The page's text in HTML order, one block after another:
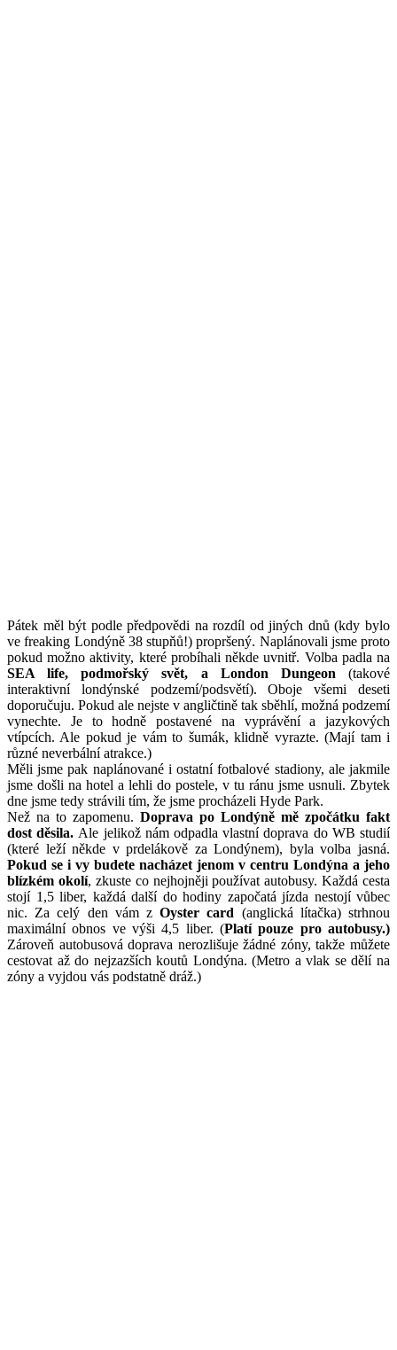
Pátek měl být podle předpovědi na rozdíl od jiných dnů (kdy bylo
ve freaking Londýně 38 stupňů!) propršený. Naplánovali jsme proto
pokud možno aktivity, které probíhali někde uvnitř. Volba padla na
SEA life, podmořský svět, a London Dungeon (takové
interaktivní londýnské podzemí/podsvětí). Oboje všemi deseti
doporučuju. Pokud ale nejste v angličtině tak sběhlí, možná podzemí
vynechte. Je to hodně postavené na vyprávění a jazykových
vtípcích. Ale pokud je vám to šumák, klidně vyrazte. (Mají tam i
různé neverbální atrakce.)
Měli jsme pak naplánované i ostatní fotbalové stadiony, ale jakmile
jsme došli na hotel a lehli do postele, v tu ránu jsme usnuli. Zbytek
dne jsme tedy strávili tím, že jsme procházeli Hyde Park.
Než na to zapomenu. Doprava po Londýně mě zpočátku fakt
dost děsila. Ale jelikož nám odpadla vlastní doprava do WB studií
(které leží někde v prdelákově za Londýnem), byla volba jasná.
Pokud se i vy budete nacházet jenom v centru Londýna a jeho
blízkém okolí, zkuste co nejhojněji používat autobusy. Každá cesta
stojí 1,5 liber, každá další do hodiny započatá jízda nestojí vůbec
nic. Za celý den vám zOyster card (anglická lítačka) strhnou
maximální obnos ve výši 4,5 liber. (Platí pouze pro autobusy.)
Zároveň autobusová doprava nerozlišuje žádné zóny, takže můžete
cestovat až do nejzazších koutů Londýna. (Metro a vlak se dělí na
zóny a vyjdou vás podstatně dráž.)